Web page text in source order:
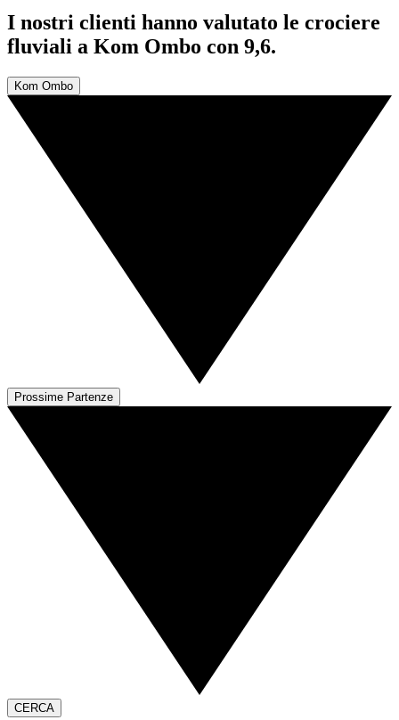
I nostri clienti hanno valutato le crociere
fluviali a Kom Ombo con 9,6.
Kom Ombo
Prossime Partenze
CERCA